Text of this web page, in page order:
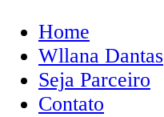
Home
Wllana Dantas
Seja Parceiro
Contato